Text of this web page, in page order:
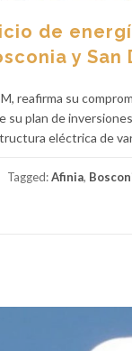
de
y San
reafirma su
su plan de
eléctrica de
Tagged:Afinia,